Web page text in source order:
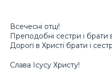
Всечесні отці!
Преподобні сестри і брати
Дорогі в Христі брати і
Слава Ісусу Христу!